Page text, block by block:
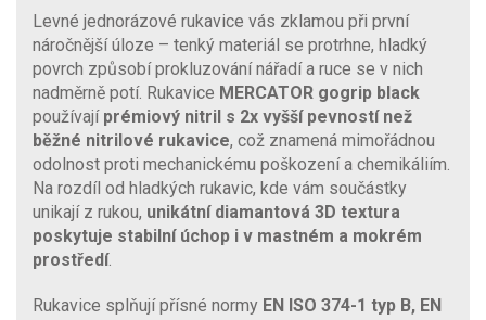
Levné jednorázové rukavice vás zklamou při první
náročnější úloze – tenký materiál se protrhne, hladký
povrch způsobí prokluzování nářadí a ruce se v nich
nadměrně potí. Rukavice MERCATOR gogrip black
používají prémiový nitril s 2x vyšší pevností než
běžné nitrilové rukavice, což znamená mimořádnou
odolnost proti mechanickému poškození a chemikáliím.
Na rozdíl od hladkých rukavic, kde vám součástky
unikají z rukou, unikátní diamantová 3D textura
poskytuje stabilní úchop i v mastném a mokrém
prostředí.
Rukavice splňují přísné normy EN ISO 374-1 typ B, EN